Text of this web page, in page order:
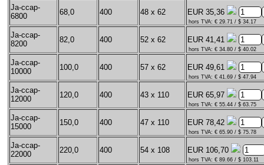
Ja-ccap-
6800
68,0 400 48 x 62 EUR 35,36
hors TVA: € 29.71 / $ 34.17
Ja-ccap-
8200
82,0 400 52 x 62 EUR 41,41
hors TVA: € 34.80 / $ 40.02
Ja-ccap-
10000
100,0 400 57 x 62 EUR 49,61
hors TVA: € 41.69 / $ 47.94
Ja-ccap-
12000
120,0 400 43 x 110 EUR 65,97
hors TVA: € 55.44 / $ 63.75
Ja-ccap-
15000
150,0 400 47 x 110 EUR 78,42
hors TVA: € 65.90 / $ 75.78
Ja-ccap-
22000
220,0 400 54 x 108 EUR 106,70
hors TVA: € 89.66 / $ 103.11